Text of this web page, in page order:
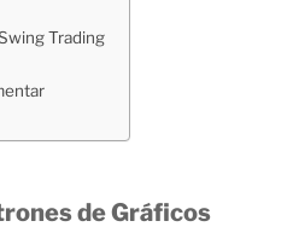
Trading
de Gráficos